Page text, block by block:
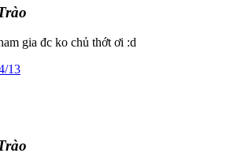
gia đc ko chủ thớt ơi :d
13